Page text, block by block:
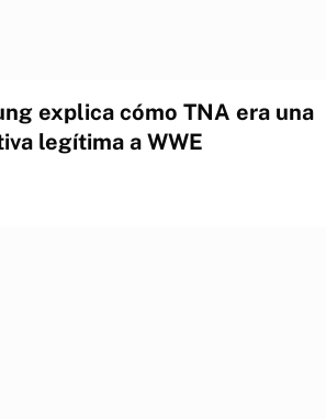
explica cómo TNA era una
legítima a WWE